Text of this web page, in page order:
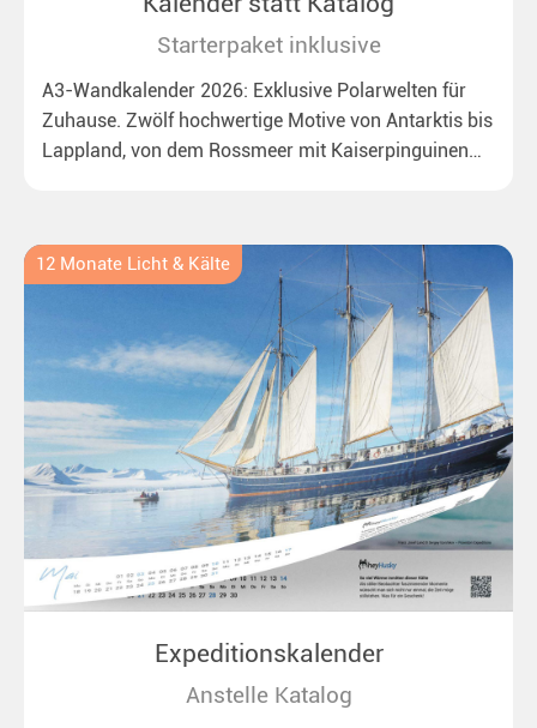
Starterpaket inklusive
A3-Wandkalender 2026: Exklusive Polarwelten für
Zuhause. Zwölf hochwertige Motive von Antarktis bis
Lappland, von dem Rossmeer mit Kaiserpinguinen
12 Monate Licht & Kälte
Expeditionskalender
Anstelle Katalog